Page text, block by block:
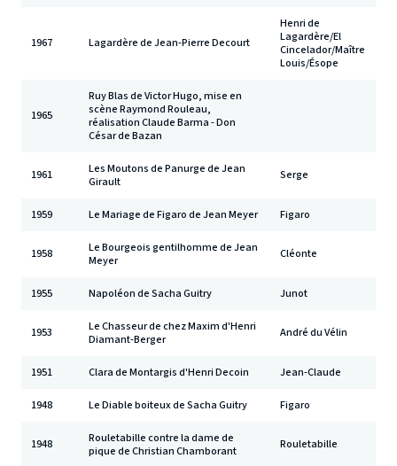
1967 Lagardère de Jean-Pierre Decourt
Henri de
Lagardère/El
Cincelador/Maître
Louis/Ésope
1965
Ruy Blas de Victor Hugo, mise en
scène Raymond Rouleau,
réalisation Claude Barma - Don
César de Bazan
1961
Les Moutons de Panurge de Jean
Girault
Serge
1959 Le Mariage de Figaro de Jean Meyer Figaro
1958
Le Bourgeois gentilhomme de Jean
Meyer
Cléonte
1955 Napoléon de Sacha Guitry Junot
1953
Le Chasseur de chez Maxim d'Henri
Diamant-Berger
André du Vélin
1951 Clara de Montargis d'Henri Decoin Jean-Claude
1948 Le Diable boiteux de Sacha Guitry Figaro
1948
Rouletabille contre la dame de
pique de Christian Chamborant
Rouletabille